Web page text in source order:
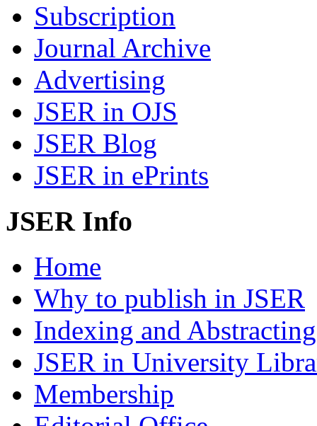
Subscription
Journal Archive
Advertising
JSER in OJS
JSER Blog
JSER in ePrints
JSER Info
Home
Why to publish in JSER
Indexing and Abstracting
JSER in University
Membership